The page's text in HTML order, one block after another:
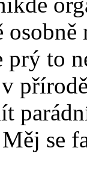
prý to
se